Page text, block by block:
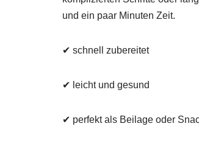
und ein paar Minuten Zeit.
✔ schnell zubereitet
✔ leicht und gesund
✔ perfekt als Beilage oder